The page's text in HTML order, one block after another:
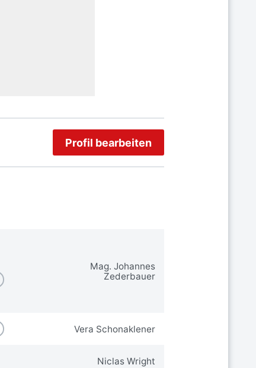
Profil bearbeiten
Mag. Johannes
Zederbauer
Vera Schonaklener
Niclas Wright